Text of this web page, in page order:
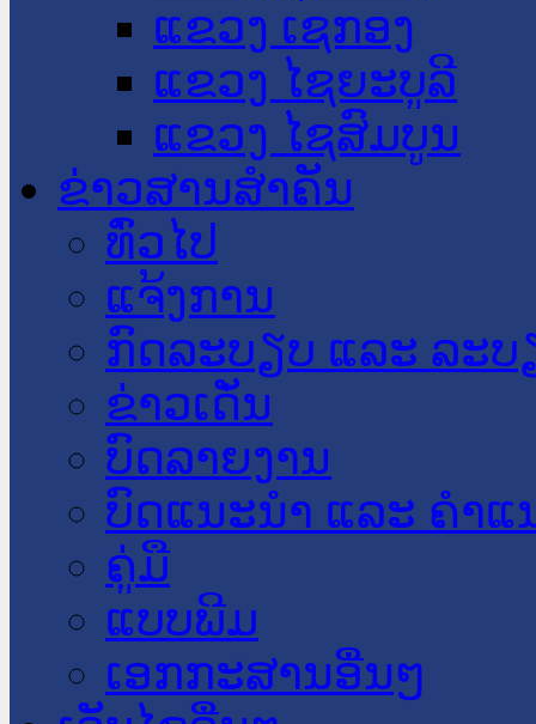
ແຂວງ ເຊກອງ
ແຂວງ ໄຊຍະບູລີ
ແຂວງ ໄຊສົມບູນ
ຂ່າວສານສໍາຄັນ
​ທົ່ວ​ໄປ
ແຈ້ງການ
ກົດລະບຽບ ແລະ ລະບ
ຂ່າວເດັ່ນ
ບົດລາຍງານ
ບົດແນະນໍາ ແລະ ຄໍາແ
ຄູ່ມື
ແບບພີມ
ເອກກະສານອື່ນໆ